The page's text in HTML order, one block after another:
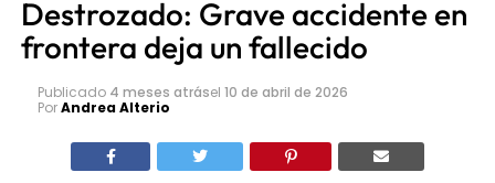
Destrozado: Grave accidente en
frontera deja un fallecido
Publicado 4 meses atrásel 10 de abril de 2026
PorAndrea Alterio